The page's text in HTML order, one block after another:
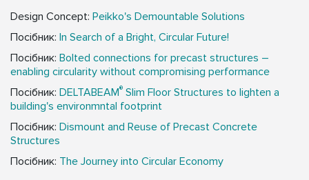
Design Concept: Peikko's Demountable Solutions
Посібник: In Search of a Bright, Circular Future!
Посібник: Bolted connections for precast structures –
enabling circularity without compromising performance
Посібник: DELTABEAM® Slim Floor Structures to lighten a
building's environmntal footprint
Посібник: Dismount and Reuse of Precast Concrete
Structures
Посібник: The Journey into Circular Economy